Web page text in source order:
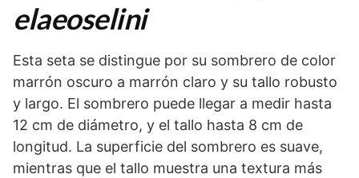
elaeoselini
Esta seta se distingue por su sombrero de color
marrón oscuro a marrón claro y su tallo robusto
y largo. El sombrero puede llegar a medir hasta
12 cm de diámetro, y el tallo hasta 8 cm de
longitud. La superficie del sombrero es suave,
mientras que el tallo muestra una textura más